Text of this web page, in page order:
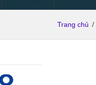
Trang chủ /